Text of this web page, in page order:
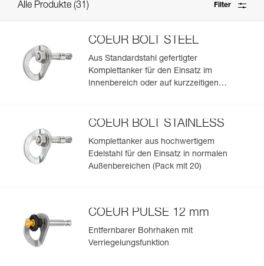
Alle Produkte 31 Filter
COEUR BOLT STEEL
Aus Standardstahl gefertigter
Komplettanker für den Einsatz im
Innenbereich oder auf kurzzeitigen
COEUR BOLT STAINLESS
Komplettanker aus hochwertigem
Edelstahl für den Einsatz in normalen
Außenbereichen (Pack mit 20)
COEUR PULSE 12 mm
Entfernbarer Bohrhaken mit
Verriegelungsfunktion